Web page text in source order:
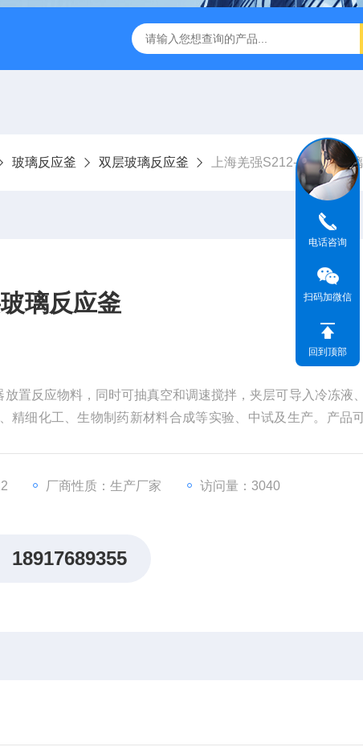
集热式磁力搅拌器 ZNCL-G-C型磁力搅拌加热锅
玻璃反应釜 双层玻璃反应釜 上海羌强S212-3L双层玻
璃反应釜
放置反应物料，同时可抽真空和调速搅拌，夹层可导入冷冻液
精细化工、生物制药新材料合成等实验、中试及生产。产品
厂商性质：生产厂家 访问量：3040
18917689355
电话咨询
扫码加微信
回到顶部